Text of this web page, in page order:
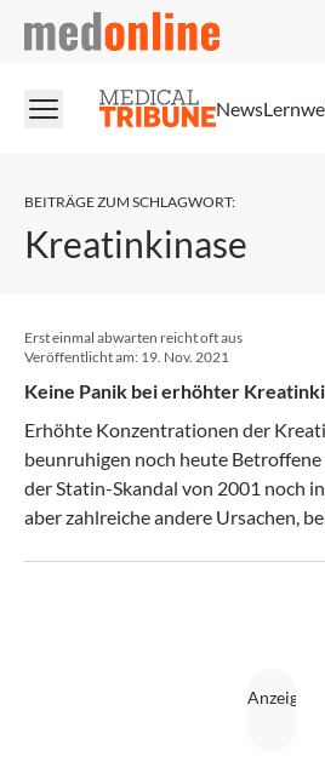
medonline
News
BEITRÄGE ZUM SCHLAGWORT:
Kreatinkinase
Erst einmal abwarten reicht oft aus
Veröffentlicht am: 19. Nov. 2021
Keine Panik bei erhöhter
Erhöhte Konzentrationen der
beunruhigen noch heute
der Statin-Skandal von 2001 noch
aber zahlreiche andere Ursachen,